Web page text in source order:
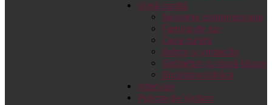
Viață curată
Nevoințe contemporane
Familia de azi
Casa curată
Adicții și vindecări
Gadgeturi cu două tăișuri
Bucătărie biblică
Interviuri
Puncte de Vedere